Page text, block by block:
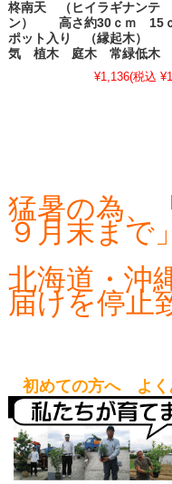
柊南天 （ヒイラギナンテ
ン） 高さ約30ｃｍ 15
ポット入り （縁起木）
気 植木 庭木 常緑低木
¥1,136(税込
猛暑の為、
９月末まで」
北海道・沖
届けを停止
初めての方へ よ